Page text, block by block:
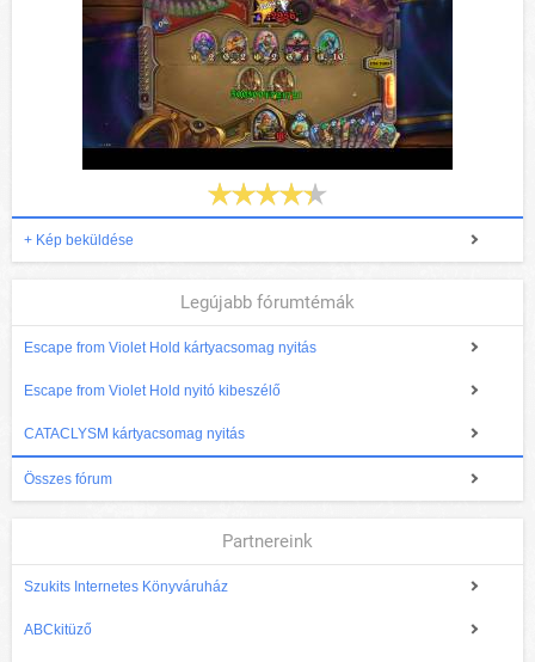
+ Kép beküldése
Legújabb fórumtémák
Escape from Violet Hold kártyacsomag nyitás
Escape from Violet Hold nyitó kibeszélő
CATACLYSM kártyacsomag nyitás
Összes fórum
Partnereink
Szukits Internetes Könyváruház
ABCkitüző